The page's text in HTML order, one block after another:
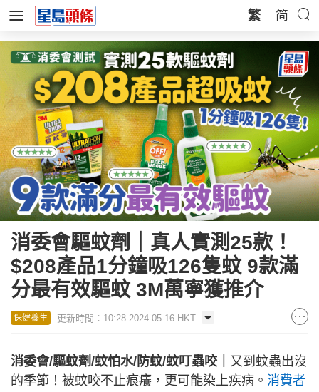
繁 简
消委會驅蚊劑｜真人實測25款！
$208產品1分鐘吸126隻蚊 9款滿
分最有效驅蚊 3M萬寧獲推介
保健養生 更新時間：10:28 2024-05-16 HKT
消委會/驅蚊劑/蚊怕水/防蚊/蚊叮蟲咬｜ 又到蚊蟲出沒
的季節！被蚊咬不止痕癢，更可能染上疾病。 消費者